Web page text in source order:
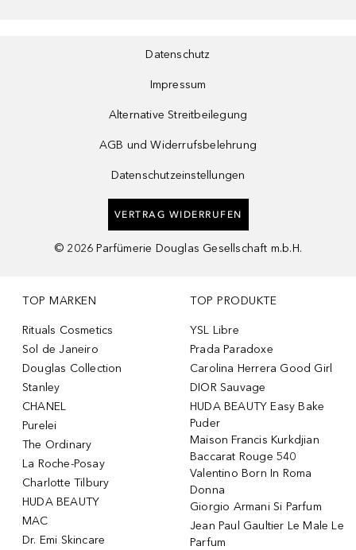
Datenschutz
Impressum
Alternative Streitbeilegung
AGB und Widerrufsbelehrung
Datenschutzeinstellungen
VERTRAG WIDERRUFEN
© 2026 Parfümerie Douglas Gesellschaft m.b.H.
TOP MARKEN
Rituals Cosmetics
Sol de Janeiro
Douglas Collection
Stanley
CHANEL
Purelei
The Ordinary
La Roche-Posay
Charlotte Tilbury
HUDA BEAUTY
MAC
Dr. Emi Skincare
TOP PRODUKTE
YSL Libre
Prada Paradoxe
Carolina Herrera Good Girl
DIOR Sauvage
HUDA BEAUTY Easy Bake
Puder
Maison Francis Kurkdjian
Baccarat Rouge 540
Valentino Born In Roma
Donna
Giorgio Armani Si Parfum
Jean Paul Gaultier Le Male Le
Parfum